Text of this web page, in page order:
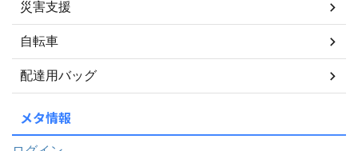
災害支援
自転車
配達用バッグ
メタ情報